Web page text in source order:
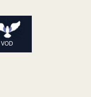
VOD